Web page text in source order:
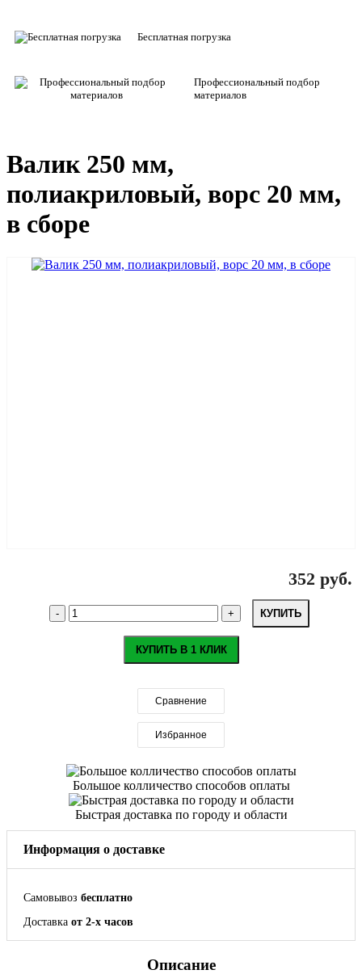
Бесплатная погрузка
Профессиональный подбор
материалов
Валик 250 мм,
полиакриловый, ворс 20 мм,
в сборе
352 руб.
КУПИТЬ
КУПИТЬ В 1 КЛИК
Сравнение
Избранное
Большое колличество способов оплаты
Быстрая доставка по городу и области
Информация о доставке
Самовывоз бесплатно
Доставка от 2-х часов
Описание